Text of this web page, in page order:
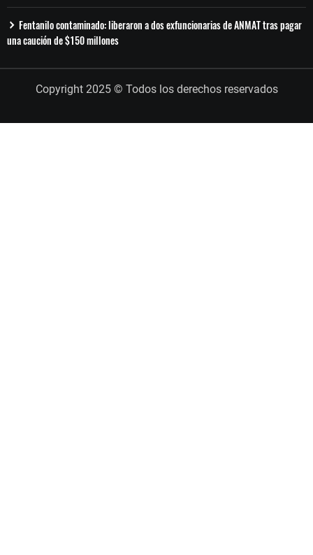
Fentanilo contaminado: liberaron a dos exfuncionarias de ANMAT tras pagar
una caución de $150 millones
Copyright 2025 © Todos los derechos reservados